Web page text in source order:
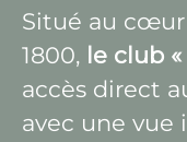
Situé au cœur
1800, le club «
accès direct
avec une vue